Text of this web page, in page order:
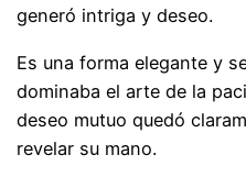
generó intriga y deseo.
Es una forma elegante y
dominaba el arte de la
deseo mutuo quedó
revelar su mano.